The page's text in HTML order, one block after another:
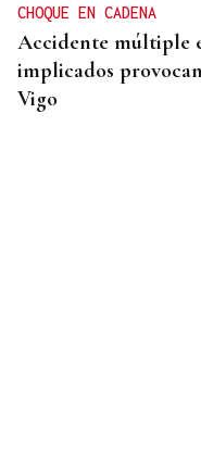
CHOQUE EN CADENA
Accidente múltiple
implicados
Vigo